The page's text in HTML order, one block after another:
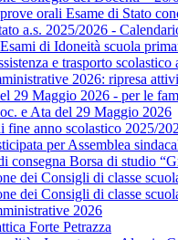
orali Esame di Stato
a.s. 2025/2026 -
di Idoneità scuola
e trasporto
2026: ripresa
29 Maggio 2026 - per le
e Ata del 29 Maggio 2026
fine anno scolastico 2025/
per Assemblea
consegna Borsa di studio
dei Consigli di classe
dei Consigli di classe
2026
Forte Petrazza